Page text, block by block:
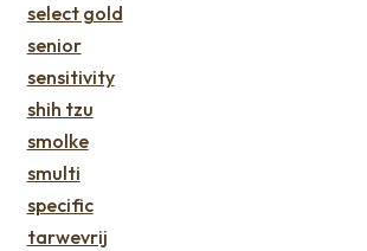
select gold
senior
sensitivity
shih tzu
smolke
smulti
specific
tarwevrij